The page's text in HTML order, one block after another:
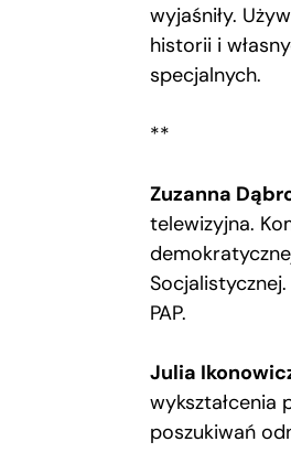
wyjaśniły.
historii i
specjalnych.
**
Zuzanna
telewizyjna.
PAP.
Julia
wykształcenia
poszukiwań